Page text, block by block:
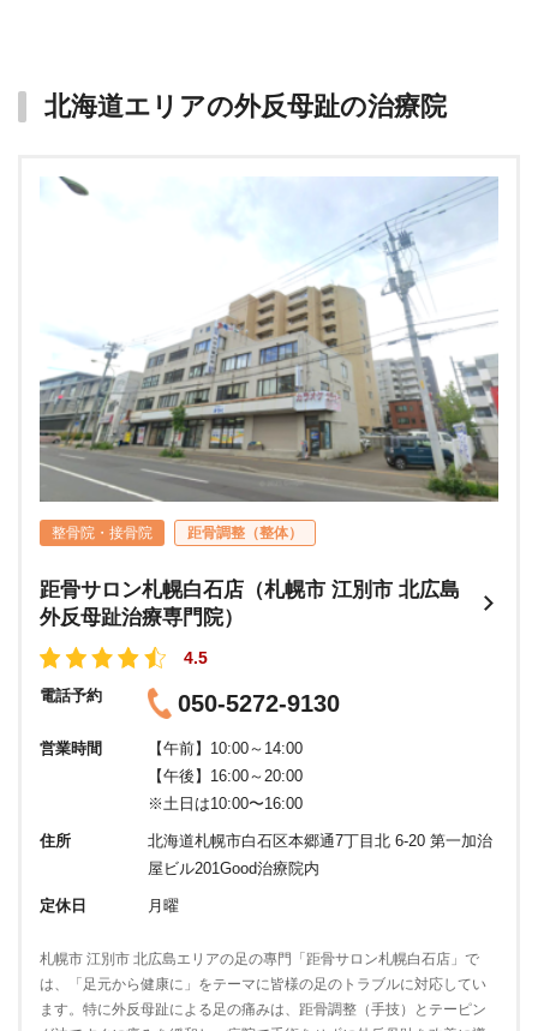
北海道エリアの外反母趾の治療院
整骨院・接骨院 距骨調整（整体）
距骨サロン札幌白石店（札幌市 江別市 北広島
外反母趾治療専門院）
4.5
電話予約 050-5272-9130
営業時間
【午前】10:00～14:00
【午後】16:00～20:00
※土日は10:00〜16:00
住所
北海道札幌市白石区本郷通7丁目北 6-20 第一加治
屋ビル201Good治療院内
定休日 月曜
札幌市 江別市 北広島エリアの足の專門「距骨サロン札幌白石店」で
は、「足元から健康に」をテーマに皆様の足のトラブルに対応してい
ます。特に外反母趾による足の痛みは、距骨調整（手技）とテーピン